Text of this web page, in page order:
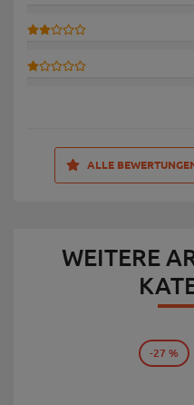
ALLE
WEITERE
-27 %